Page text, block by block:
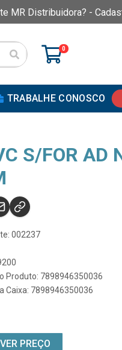
MR Distribuidora? -
0
TRABALHE CONOSCO
S/FOR AD
002237
Produto: 7898946350036
Caixa: 7898946350036
PREÇO